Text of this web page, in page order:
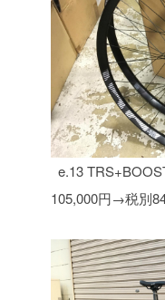
e.13
105,000円→税別